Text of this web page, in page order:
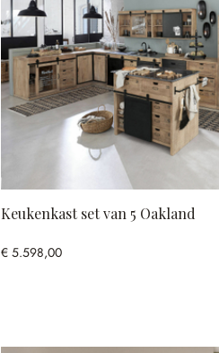
Keukenkast set van 5 Oakland
€ 5.598,00